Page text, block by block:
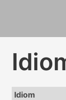
Idiom